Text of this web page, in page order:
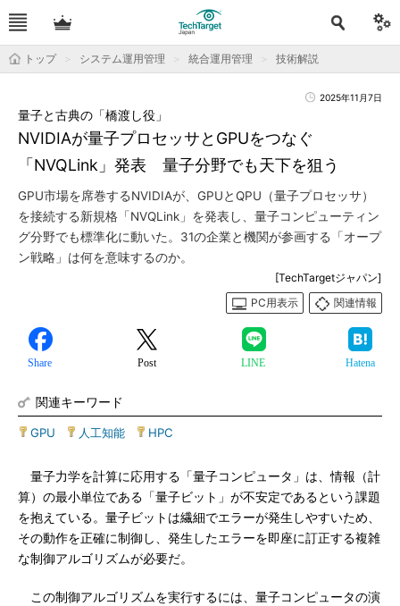
トップ システム運用管理 統合運用管理 技術解説
2025年11月7日
NVIDIAが量子プロセッサとGPUをつなぐ
「NVQLink」発表 量子分野でも天下を狙う
量子と古典の「橋渡し役」
GPU市場を席巻するNVIDIAが、GPUとQPU（量子プロセッサ）
を接続する新規格「NVQLink」を発表し、量子コンピューティン
グ分野でも標準化に動いた。31の企業と機関が参画する「オープ
ン戦略」は何を意味するのか。
[TechTargetジャパン]
PC用表示
関連情報
Share Post LINE Hatena
関連キーワード
GPU 人工知能 HPC
量子力学を計算に応用する「量子コンピュータ」は、情報（計
算）の最小単位である「量子ビット」が不安定であるという課題
を抱えている。量子ビットは繊細でエラーが発生しやすいため、
その動作を正確に制御し、発生したエラーを即座に訂正する複雑
な制御アルゴリズムが必要だ。
この制御アルゴリズムを実行するには、量子コンピュータの演